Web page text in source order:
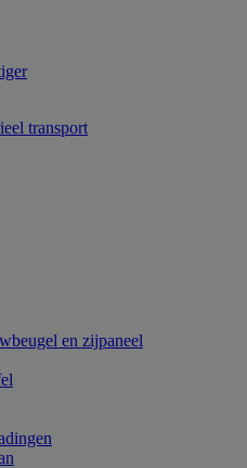
transport
en zijpaneel